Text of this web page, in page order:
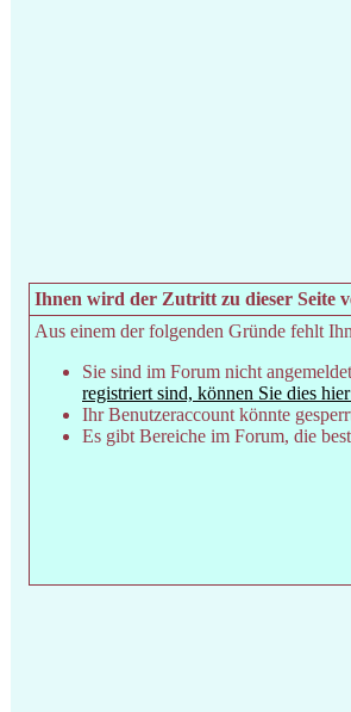
Ihnen wird der Zutritt zu dieser Seite
Aus einem der folgenden Gründe fehlt
Sie sind im Forum nicht
registriert sind, können Sie dies
Ihr Benutzeraccount könnte
Es gibt Bereiche im Forum, die